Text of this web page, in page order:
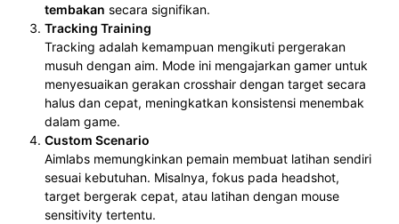
tembakan secara signifikan.
Tracking Training
Tracking adalah kemampuan mengikuti pergerakan
musuh dengan aim. Mode ini mengajarkan gamer untuk
menyesuaikan gerakan crosshair dengan target secara
halus dan cepat, meningkatkan konsistensi menembak
dalam game.
Custom Scenario
Aimlabs memungkinkan pemain membuat latihan sendiri
sesuai kebutuhan. Misalnya, fokus pada headshot,
target bergerak cepat, atau latihan dengan mouse
sensitivity tertentu.